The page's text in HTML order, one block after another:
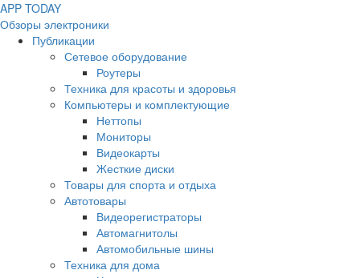
APP TODAY
Обзоры электроники
Публикации
Сетевое оборудование
Роутеры
Техника для красоты и здоровья
Компьютеры и комплектующие
Неттопы
Мониторы
Видеокарты
Жесткие диски
Товары для спорта и отдыха
Автотовары
Видеорегистраторы
Автомагнитолы
Автомобильные шины
Техника для дома